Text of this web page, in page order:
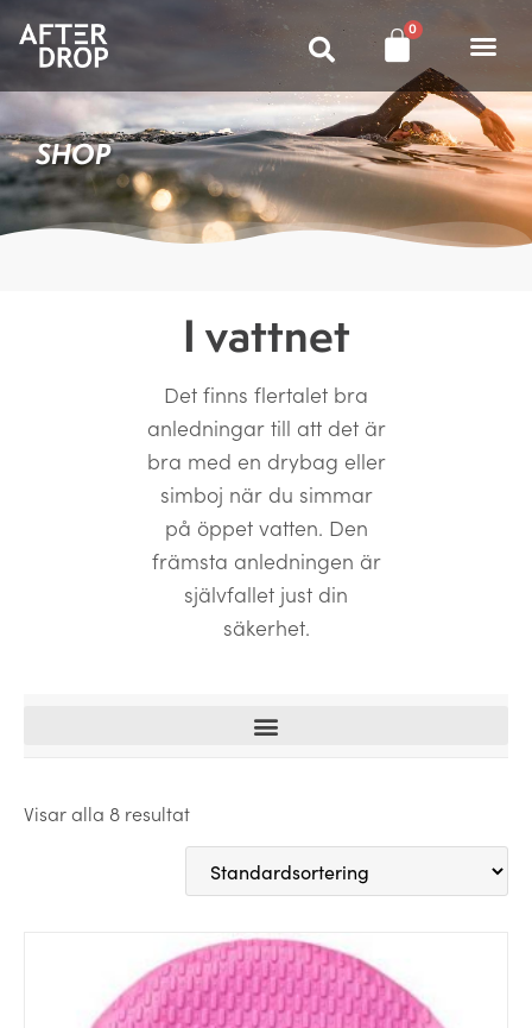
0
SHOP
I vattnet
Det finns flertalet bra
anledningar till att det är
bra med en drybag eller
simboj när du simmar
på öppet vatten. Den
främsta anledningen är
självfallet just din
säkerhet.
Visar alla 8 resultat